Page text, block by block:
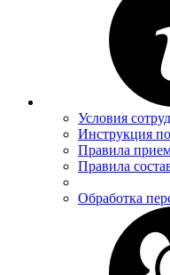
Условия
Инструкция
Правила
Правила
Обработка